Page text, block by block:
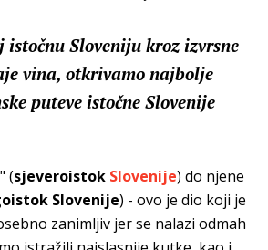
istočnu Sloveniju kroz izvrsne
vina, otkrivamo najbolje
puteve istočne Slovenije
(sjeveroistok Slovenije) do njene
Slovenije) - ovo je dio koji je
zanimljiv jer se nalazi odmah